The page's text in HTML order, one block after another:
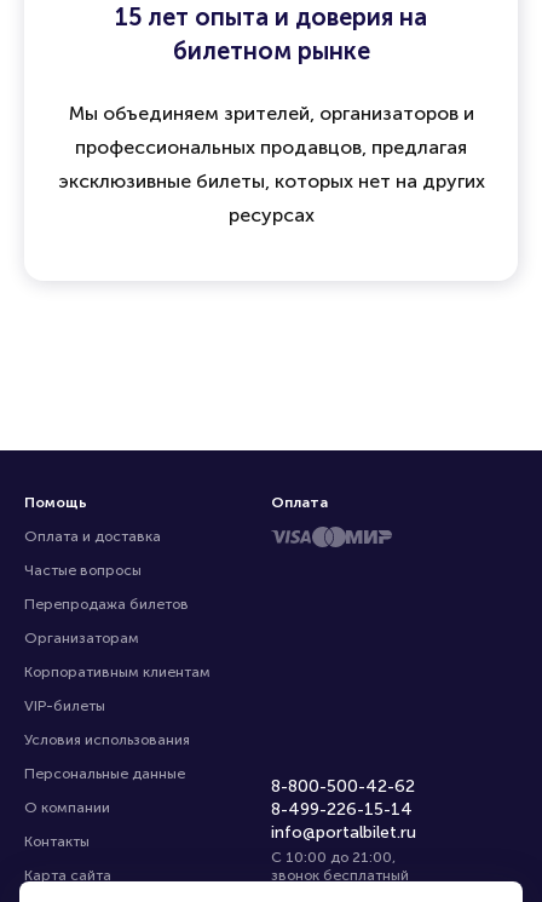
15 лет опыта и доверия на
билетном рынке
Мы объединяем зрителей, организаторов и
профессиональных продавцов, предлагая
эксклюзивные билеты, которых нет на других
ресурсах
Помощь
Оплата и доставка
Частые вопросы
Перепродажа билетов
Организаторам
Корпоративным клиентам
VIP-билеты
Условия использования
Персональные данные
О компании
Контакты
Карта сайта
8-800-500-42-62
8-499-226-15-14
info@portalbilet.ru
С 10:00 до 21:00,
звонок бесплатный
Оплата